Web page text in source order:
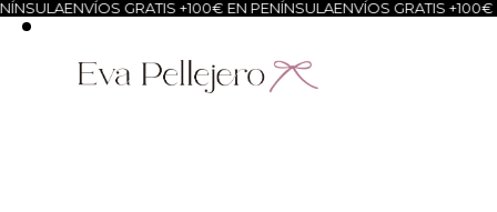
ENVÍOS GRATIS +100€ EN PENÍNSULAENVÍOS GRATIS +100€